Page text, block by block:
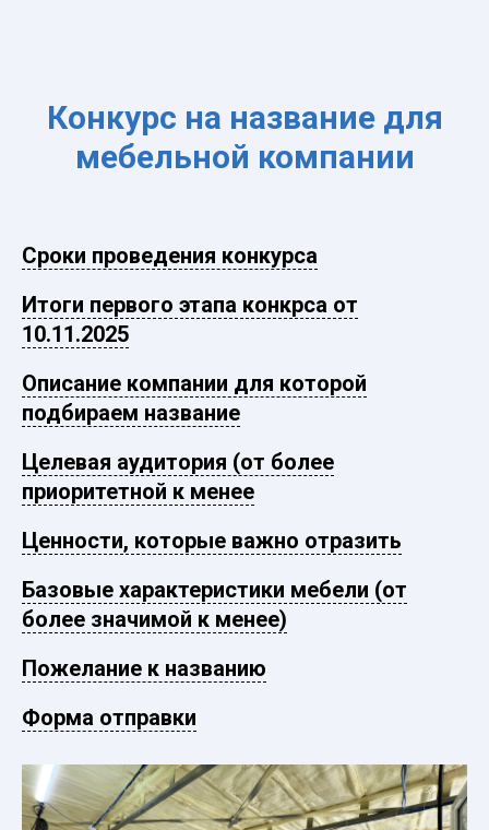
Конкурс на название для
мебельной компании
Сроки проведения конкурса
Итоги первого этапа конкрса от
10.11.2025
Описание компании для которой
подбираем название
Целевая аудитория (от более
приоритетной к менее
Ценности, которые важно отразить
Базовые характеристики мебели (от
более значимой к менее)
Пожелание к названию
Форма отправки